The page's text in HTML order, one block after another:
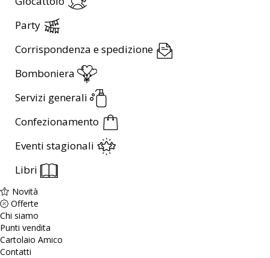
Party
Corrispondenza e spedizione
Bomboniera
Servizi generali
Confezionamento
Eventi stagionali
Libri
Novità
Offerte
Chi siamo
Punti vendita
Cartolaio Amico
Contatti